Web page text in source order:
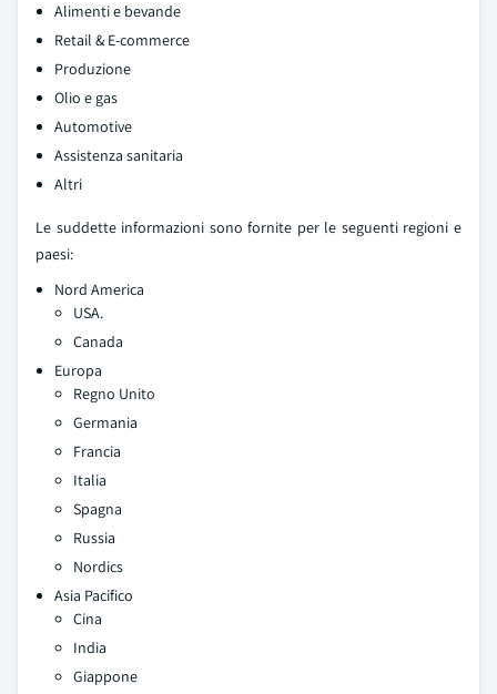
Alimenti e bevande
Retail & E-commerce
Produzione
Olio e gas
Automotive
Assistenza sanitaria
Altri
Le suddette informazioni sono fornite per le seguenti regioni e
paesi:
Nord America
USA.
Canada
Europa
Regno Unito
Germania
Francia
Italia
Spagna
Russia
Nordics
Asia Pacifico
Cina
India
Giappone